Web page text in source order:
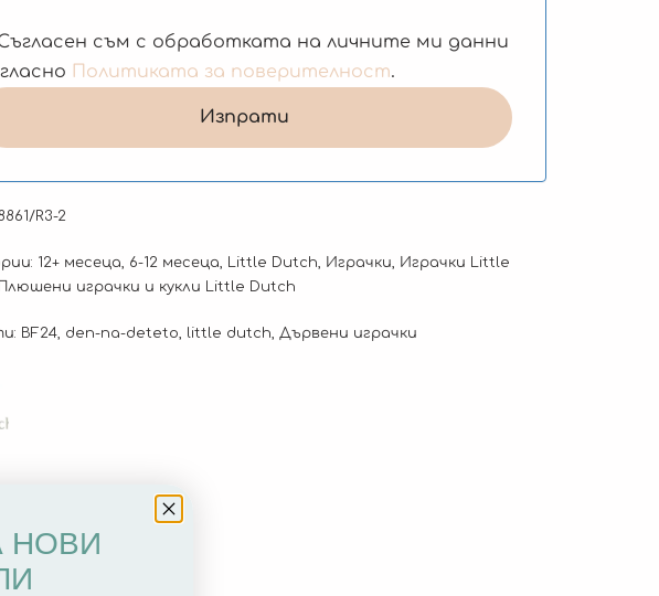
съм с обработката на личните ми данни
Политиката за поверителност.
R3-2
12+ месеца 6-12 месеца Little Dutch Играчки
Играчки Little
Плюшени играчки и кукли Little Dutch
BF24, den-na-deteto little dutch Дървени играчки
НОВИ